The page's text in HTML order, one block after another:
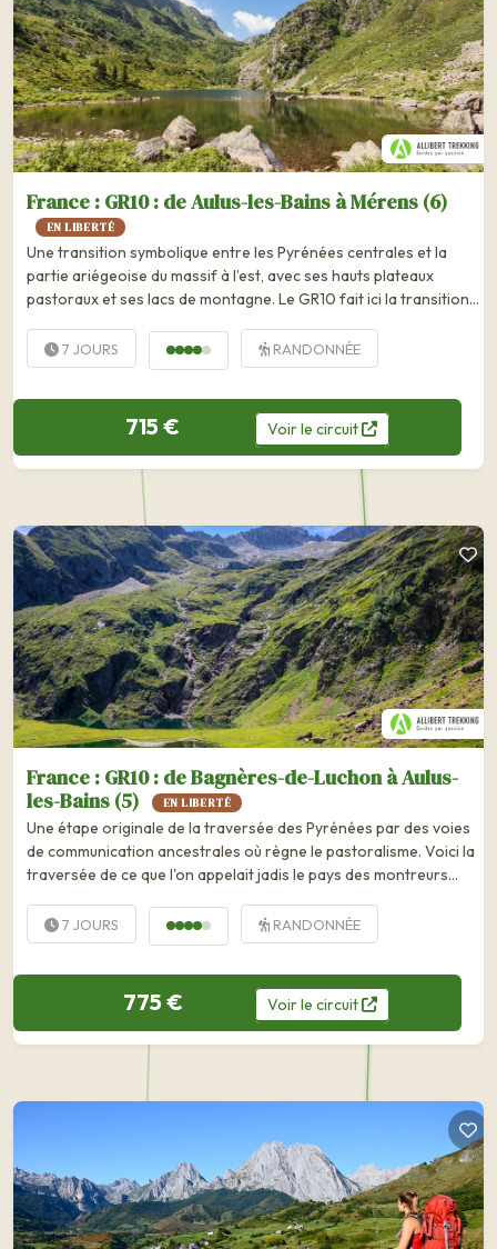
France : GR10 : de Aulus-les-Bains à Mérens (6)
EN LIBERTÉ
Une transition symbolique entre les Pyrénées centrales et la
partie ariégeoise du massif à l’est, avec ses hauts plateaux
pastoraux et ses lacs de montagne. Le GR10 fait ici la transition
la chaîne. D'Aulus-les-Bains à Mérens, en...
7 JOURS RANDONNÉE
715 € Voirle circuit
France : GR10 : de Bagnères-de-Luchon à Aulus-
les-Bains (5)
EN LIBERTÉ
Une étape originale de la traversée des Pyrénées par des voies
de communication ancestrales où règne le pastoralisme. Voici la
traversée de ce que l'on appelait jadis le pays des montreurs
profondément...
7 JOURS RANDONNÉE
775 € Voirle circuit